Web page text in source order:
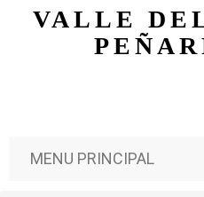
Pasar al
VALLE
MENU PRINCIPAL